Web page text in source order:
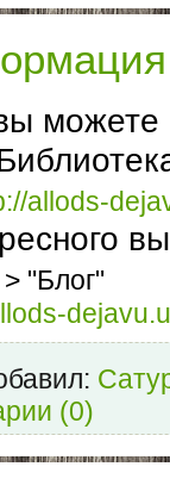
можете
allods-
"Блог"
(0)